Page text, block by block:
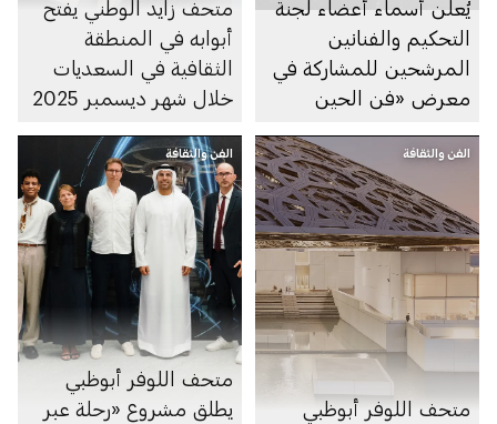
يُعلن أسماء أعضاء لجنة
التحكيم والفنانين
المرشحين للمشاركة في
معرض «فن الحين
ميل للفنون»
متحف زايد الوطني يفتح
أبوابه في المنطقة
الثقافية في السعديات
خلال شهر ديسمبر 2025
الفن والثقافة
متحف اللوفر أبوظبي
الفن والثقافة
متحف اللوفر أبوظبي
يطلق مشروع «رحلة عبر